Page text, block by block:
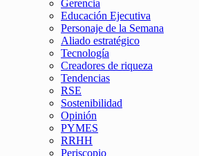
Gerencia
Educación Ejecutiva
Personaje de la Semana
Aliado estratégico
Tecnología
Creadores de riqueza
Tendencias
RSE
Sostenibilidad
Opinión
PYMES
RRHH
Periscopio